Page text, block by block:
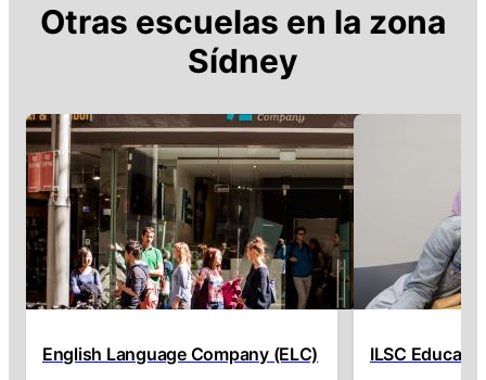
Otras escuelas en la zona
Sídney
English Language Company (ELC) ILSC